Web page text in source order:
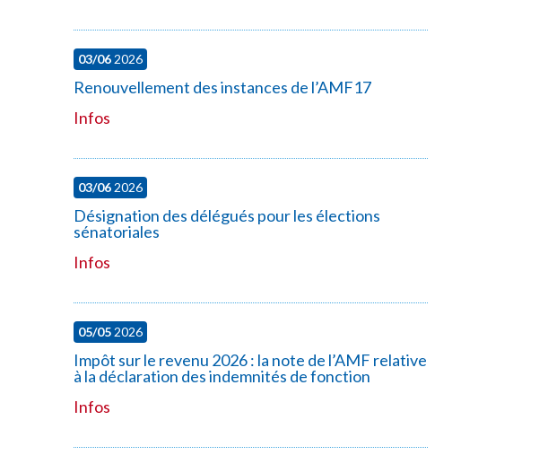
03/062026
Renouvellement des instances de l’AMF17
Infos
03/062026
Désignation des délégués pour les élections
sénatoriales
Infos
05/052026
Impôt sur le revenu 2026 : la note de l’AMF relative
à la déclaration des indemnités de fonction
Infos